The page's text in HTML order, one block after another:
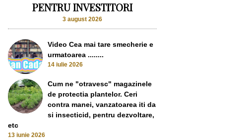
PENTRU INVESTITORI
3 august 2026
Video Cea mai tare smecherie e
urmatoarea ........
14 iulie 2026
Cum ne "otravesc" magazinele
de protectia plantelor. Ceri
contra manei, vanzatoarea iti da
si insecticid, pentru dezvoltare,
etc
13 iunie 2026